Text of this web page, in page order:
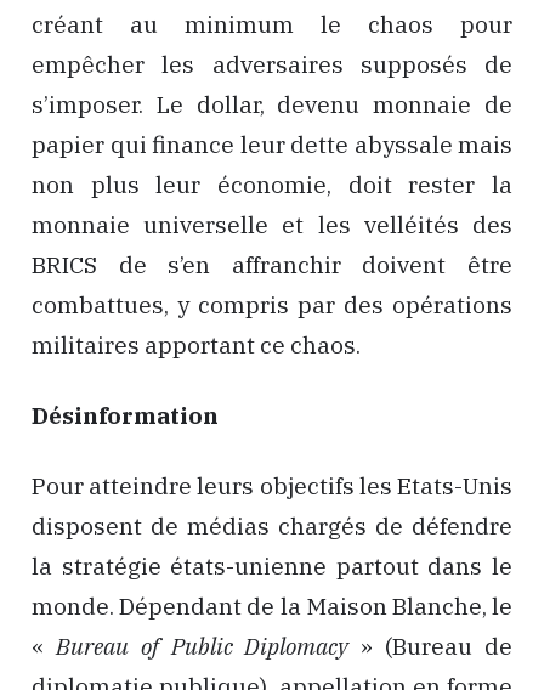
créant au minimum le chaos pour
empêcher les adversaires supposés de
s’imposer. Le dollar, devenu monnaie de
papier qui finance leur dette abyssale mais
non plus leur économie, doit rester la
monnaie universelle et les velléités des
BRICS de s’en affranchir doivent être
combattues, y compris par des opérations
militaires apportant ce chaos.
Désinformation
Pour atteindre leurs objectifs les Etats-Unis
disposent de médias chargés de défendre
la stratégie états-unienne partout dans le
monde. Dépendant de la Maison Blanche, le
«Bureau of Public Diplomacy» (Bureau de